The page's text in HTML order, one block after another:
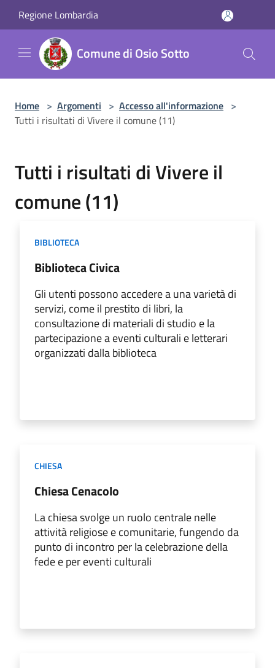
Regione Lombardia
Comune di Osio Sotto
Home > Argomenti > Accesso all'informazione >
Tutti i risultati di Vivere il comune (11)
Tutti i risultati di Vivere il
comune (11)
BIBLIOTECA
Biblioteca Civica
Gli utenti possono accedere a una varietà di
servizi, come il prestito di libri, la
consultazione di materiali di studio e la
partecipazione a eventi culturali e letterari
organizzati dalla biblioteca
CHIESA
Chiesa Cenacolo
La chiesa svolge un ruolo centrale nelle
attività religiose e comunitarie, fungendo da
punto di incontro per la celebrazione della
fede e per eventi culturali